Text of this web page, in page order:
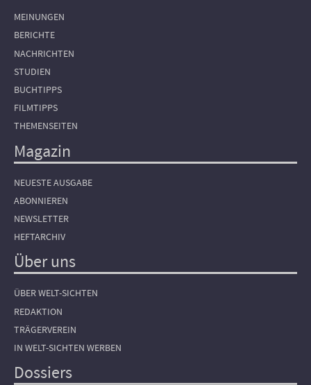
MEINUNGEN
BERICHTE
NACHRICHTEN
STUDIEN
BUCHTIPPS
FILMTIPPS
THEMENSEITEN
Magazin
NEUESTE AUSGABE
ABONNIEREN
NEWSLETTER
HEFTARCHIV
Über uns
ÜBER WELT-SICHTEN
REDAKTION
TRÄGERVEREIN
IN WELT-SICHTEN WERBEN
Dossiers